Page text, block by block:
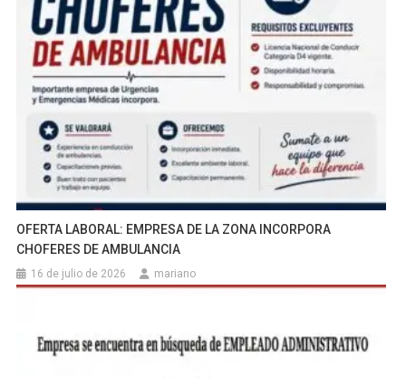
OFERTA LABORAL: EMPRESA DE LA ZONA INCORPORA
CHOFERES DE AMBULANCIA
16 de julio de 2026 mariano